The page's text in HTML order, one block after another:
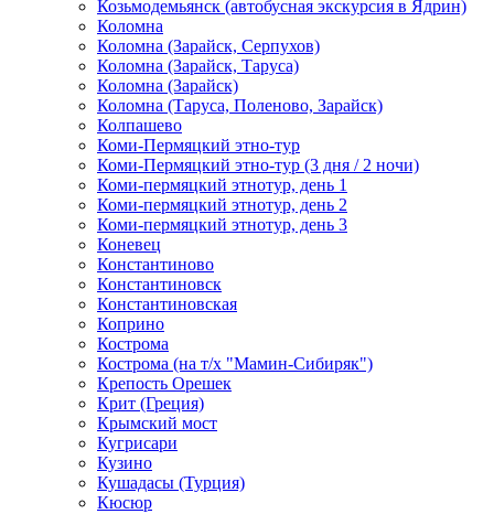
Козьмодемьянск (автобусная экскурсия в Ядрин)
Коломна
Коломна (Зарайск, Серпухов)
Коломна (Зарайск, Таруса)
Коломна (Зарайск)
Коломна (Таруса, Поленово, Зарайск)
Колпашево
Коми-Пермяцкий этно-тур
Коми-Пермяцкий этно-тур (3 дня / 2 ночи)
Коми-пермяцкий этнотур, день 1
Коми-пермяцкий этнотур, день 2
Коми-пермяцкий этнотур, день 3
Коневец
Константиново
Константиновск
Константиновская
Коприно
Кострома
Кострома (на т/х "Мамин-Сибиряк")
Крепость Орешек
Крит (Греция)
Крымский мост
Кугрисари
Кузино
Кушадасы (Турция)
Кюсюр